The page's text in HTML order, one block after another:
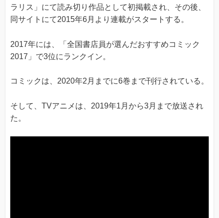
ラリス」にて読み切り作品として初掲載され、その後、
同サイトにて2015年6月より連載がスタートする。
2017年には、「全国書店員が選んだおすすめコミック
2017」で3位にランクイン。
コミックは、2020年2月までに6巻まで刊行されている。
そして、TVアニメは、2019年1月から3月まで放送され
た。